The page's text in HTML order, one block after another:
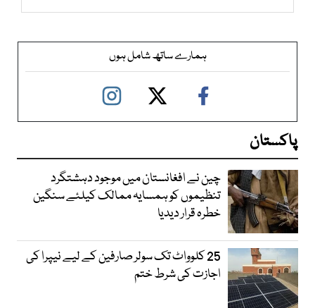
ہمارے ساتھ شامل ہوں
پاکستان
چین نے افغانستان میں موجود دہشتگرد
تنظیموں کو ہمسایہ ممالک کیلئے سنگین
خطرہ قرار دیدیا
25 کلوواٹ تک سولر صارفین کے لیے نیپرا کی
اجازت کی شرط ختم